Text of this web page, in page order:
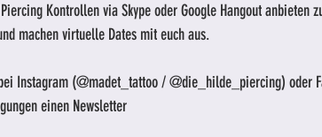
Kontrollen via Skype oder Google Hangout anbieten
machen virtuelle Dates mit euch aus.
Instagram (@madet_tattoo / @die_hilde_piercing) oder
einen Newsletter